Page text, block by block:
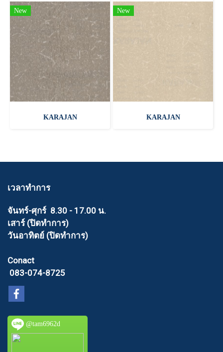
New
KARAJAN
New
KARAJAN
เวลาทำการ
จันทร์-ศุกร์ 8.30 - 17.00 น.
เสาร์ (ปิดทำการ)
วันอาทิตย์ (ปิดทำการ)
Conact
083-074-8725
@tam6962d